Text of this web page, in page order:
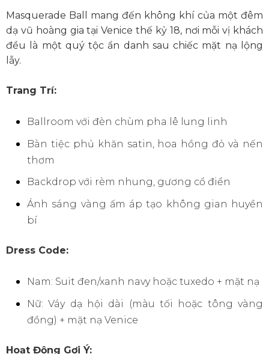
Masquerade Ball mang đến không khí của một đêm
dạ vũ hoàng gia tại Venice thế kỷ 18, nơi mỗi vị khách
đều là một quý tộc ẩn danh sau chiếc mặt nạ lộng
lẫy.
Trang Trí:
Ballroom với đèn chùm pha lê lung linh
Bàn tiệc phủ khăn satin, hoa hồng đỏ và nến
thơm
Backdrop với rèm nhung, gương cổ điển
Ánh sáng vàng ấm áp tạo không gian huyền
bí
Dress Code:
Nam: Suit đen/xanh navy hoặc tuxedo + mặt nạ
Nữ: Váy dạ hội dài (màu tối hoặc tông vàng
đồng) + mặt nạ Venice
Hoạt Động Gợi Ý: